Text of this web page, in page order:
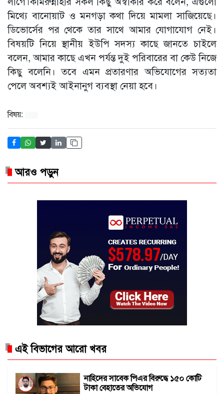
মিথ্যে বানোয়াট ও মনগড়া কথা দিয়ে মামলা সাজিয়েছে।
ডিভোর্সের পর থেকে তার সাথে আমার যোগাযোগ নেই।
বিষয়টি নিয়ে স্থানীয় ইউপি সদস্য কাছে জানতে চাইলে
বলেন, আমার কাছে এখন পর্যন্ত দুই পরিবারের বা কেউ নিজে
কিছু বলেনি। তবে এমন প্রতারণার অভিযোগের সত্যতা
পেলে অবশ্যই আইনানুগ ব্যবস্থা নেয়া হবে।
বিষয়:
আরও পড়ুন
এই বিভাগের আরো খবর
নাহিদের সাবেক পিএর বিরুদ্ধে ১৫০ কোটি
টাকা বেহাতের অভিযোগ